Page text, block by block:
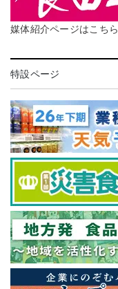
媒体紹介ページはこちら
特設ページ